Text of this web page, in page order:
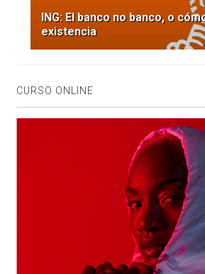
ING: El banco no banco, o
existencia
CURSO ONLINE